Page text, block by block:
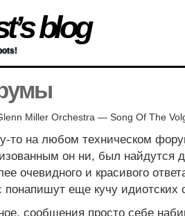
blog
Miller Orchestra — Song Of The
то на любом техническом
он ни, был найдутся
очевидного и красивого
понапишут еще кучу идиотских
сообщения просто себе